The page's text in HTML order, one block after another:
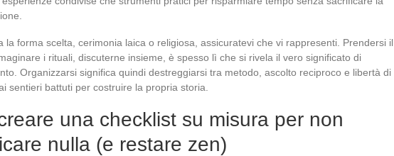
la forma scelta, cerimonia laica o religiosa, assicuratevi che vi rappresenti. Prendersi il
i rituali, discuterne insieme, è spesso lì che si rivela il vero significato di
Organizzarsi significa quindi destreggiarsi tra metodo, ascolto reciproco e libertà di
sentieri battuti per costruire la propria storia.
una checklist su misura per non
nulla (e restare zen)